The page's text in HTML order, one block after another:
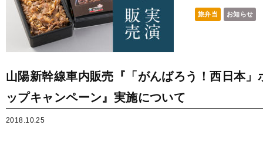
旅弁当 お知らせ
山陽新幹線車内販売『「がんばろう！西日本
ップキャンペーン』実施について
2018.10.25